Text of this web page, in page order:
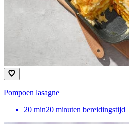
Pompoen lasagne
20 min20 minuten bereidingstijd